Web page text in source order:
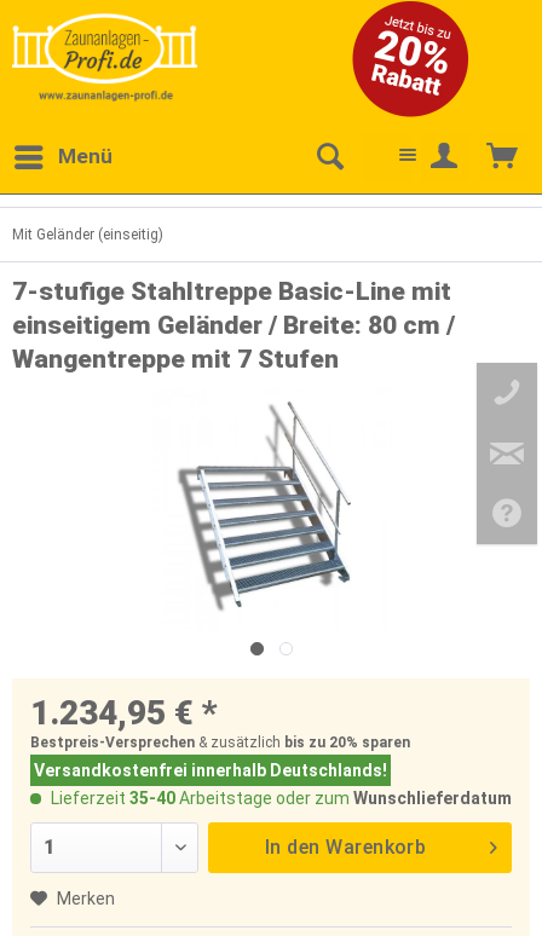
Menü
Mit Geländer (einseitig)
7-stufige Stahltreppe Basic-Line mit
einseitigem Geländer / Breite: 80 cm /
Wangentreppe mit 7 Stufen
1.234,95 € *
Bestpreis-Versprechen & zusätzlich bis zu 20% sparen
Versandkostenfrei innerhalb Deutschlands!
Lieferzeit 35-40Arbeitstage oder zum Wunschlieferdatum
In den Warenkorb
Merken